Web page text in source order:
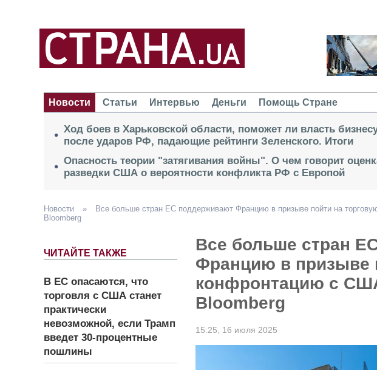
Новости
Статьи Интервью Деньги Помощь Стране
Ход боев в Харьковской области, поможет ли власть
после ударов РФ, падающие рейтинги Зеленского. Итоги
Опасность теории "затягивания войны". О чем говорит
разведки США о вероятности конфликта РФ с Европой
Новости »
Все больше стран ЕС поддерживают Францию в призыве пойти на
Bloomberg
ЧИТАЙТЕ ТАКЖЕ
В ЕС опасаются, что
торговля с США станет
практически
невозможной, если Трамп
введет 30-процентные
пошлины
Все больше стран
Францию в призыве
конфронтацию с
Bloomberg
15:25, 16 июля 2025